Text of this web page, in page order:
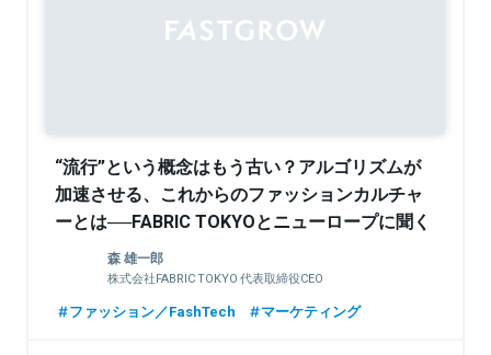
“流行”という概念はもう古い？アルゴリズムが
加速させる、これからのファッションカルチャ
ーとは──FABRIC TOKYOとニューロープに聞く
森 雄一郎
株式会社FABRIC TOKYO 代表取締役CEO
ファッション／FashTech マーケティング